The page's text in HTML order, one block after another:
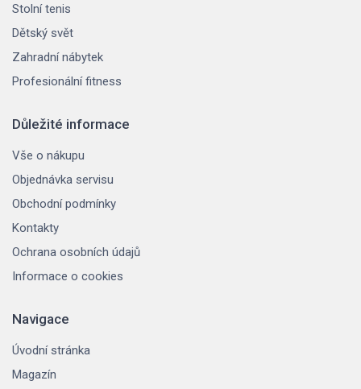
Stolní tenis
Dětský svět
Zahradní nábytek
Profesionální fitness
Důležité informace
Vše o nákupu
Objednávka servisu
Obchodní podmínky
Kontakty
Ochrana osobních údajů
Informace o cookies
Navigace
Úvodní stránka
Magazín